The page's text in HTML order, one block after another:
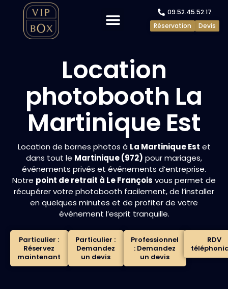
09.52.45.52.17
Devis
Réservation
Location
photobooth La
Martinique Est
Location de bornes photos à La Martinique Est et
dans tout le Martinique (972) pour mariages,
événements privés et événements d’entreprise.
Notre point de retrait à Le François vous permet de
récupérer votre photobooth facilement, de l’installer
en quelques minutes et de profiter de votre
événement l’esprit tranquille.
Particulier :
Réservez
maintenant
Particulier :
Demandez
un devis
Professionnel
: Demandez
un devis
RDV